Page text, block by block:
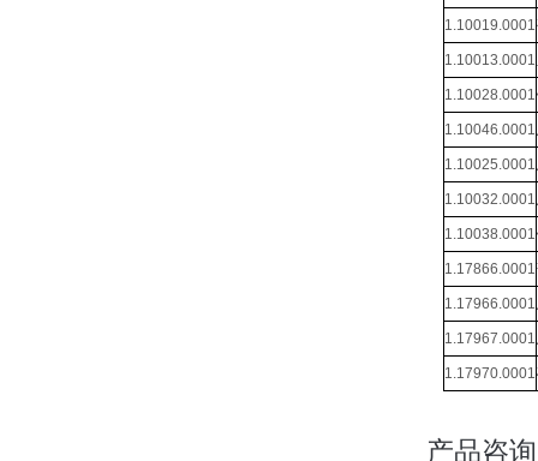
1.10019.0001
1.10013.0001
1.10028.0001
1.10046.0001
1.10025.0001
1.10032.0001
1.10038.0001
1.17866.0001
1.17966.0001
1.17967.0001
1.17970.0001
产品咨询